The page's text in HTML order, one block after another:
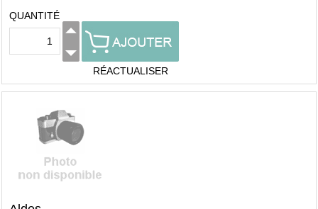
QUANTITÉ
RÉACTUALISER